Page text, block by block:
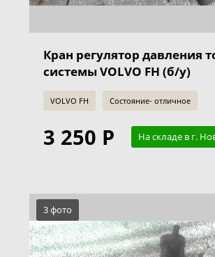
Кран регулятор давления
системы VOLVO FH (б/у)
VOLVO FH Состояние- отличное
3 250 Р На складе в г.
3 фото